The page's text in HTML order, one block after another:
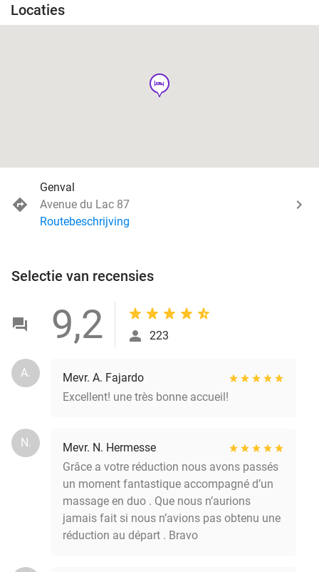
Locaties
hotel
Genval
Avenue du Lac 87
Routebeschrijving
Selectie van recensies
9,2 223
A.
Mevr. A. Fajardo
Excellent! une très bonne accueil!
N.
Mevr. N. Hermesse
Grâce a votre réduction nous avons passés
un moment fantastique accompagné d’un
massage en duo . Que nous n’aurions
jamais fait si nous n’avions pas obtenu une
réduction au départ . Bravo